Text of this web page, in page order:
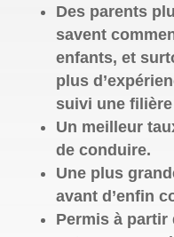
Des parents
savent
enfants, et
plus
suivi une
Un meilleur
de conduire.
Une plus
avant d’enfin
Permis à partir